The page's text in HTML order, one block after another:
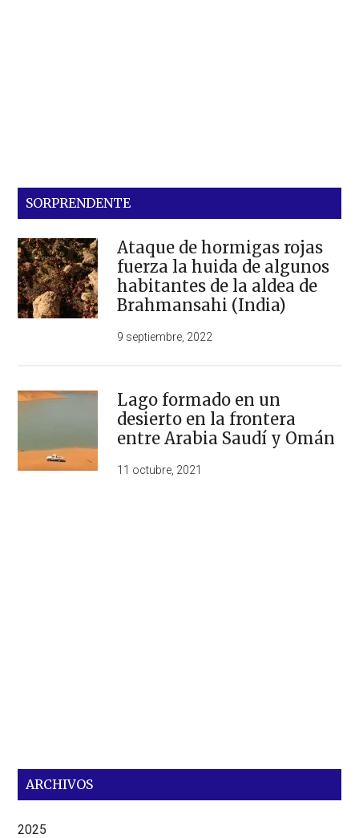
SORPRENDENTE
Ataque de hormigas rojas
fuerza la huida de algunos
habitantes de la aldea de
Brahmansahi (India)
9 septiembre, 2022
Lago formado en un
desierto en la frontera
entre Arabia Saudí y Omán
11 octubre, 2021
ARCHIVOS
2025